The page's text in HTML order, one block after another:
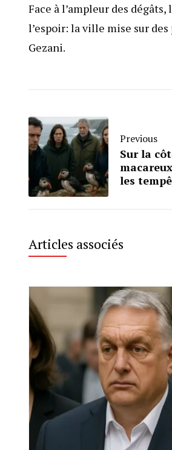
Face à l’ampleur des
l’espoir: la ville mise sur
Gezani.
Previous
Sur la
les
Articles associés